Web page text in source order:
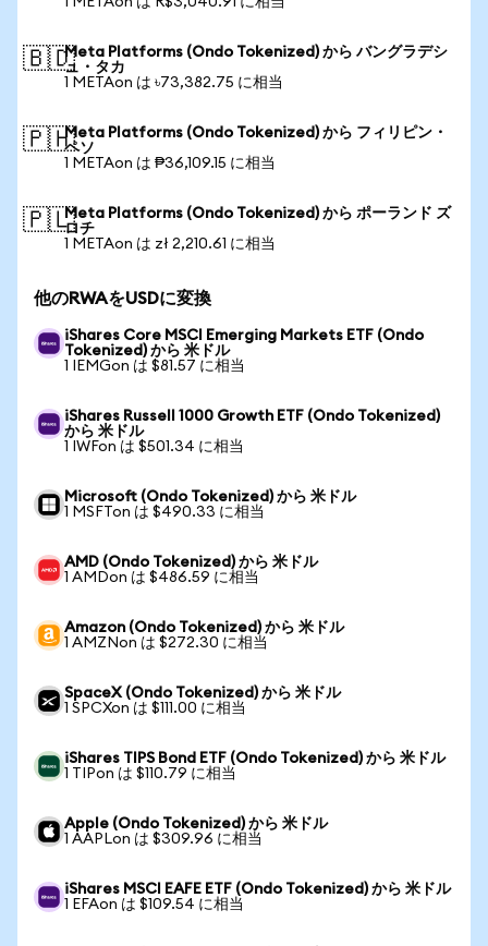
🇧🇩Meta Platforms (Ondo Tokenized) から バングラデシ
ュ・タカ
1 METAon は ৳73,382.75 に相当
🇵🇭Meta Platforms (Ondo Tokenized) から フィリピン・
ペソ
1 METAon は ₱36,109.15 に相当
🇵🇱Meta Platforms (Ondo Tokenized) から ポーランド ズ
ロチ
1 METAon は zł 2,210.61 に相当
他のRWAをUSDに変換
iShares Core MSCI Emerging Markets ETF (Ondo
Tokenized) から 米ドル
1 IEMGon は $81.57 に相当
iShares Russell 1000 Growth ETF (Ondo Tokenized)
から 米ドル
1 IWFon は $501.34 に相当
Microsoft (Ondo Tokenized) から 米ドル
1 MSFTon は $490.33 に相当
AMD (Ondo Tokenized) から 米ドル
1 AMDon は $486.59 に相当
Amazon (Ondo Tokenized) から 米ドル
1 AMZNon は $272.30 に相当
SpaceX (Ondo Tokenized) から 米ドル
1 SPCXon は $111.00 に相当
iShares TIPS Bond ETF (Ondo Tokenized) から 米ドル
1 TIPon は $110.79 に相当
Apple (Ondo Tokenized) から 米ドル
1 AAPLon は $309.96 に相当
iShares MSCI EAFE ETF (Ondo Tokenized) から 米ドル
1 EFAon は $109.54 に相当